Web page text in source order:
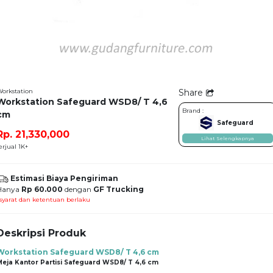
Safeguard WSD8/ T 4,6
21,330,000
1K+
Share
Brand :
Safeguard
Lihat Selengkapnya
Estimasi Biaya Pengiriman
Rp 60.000 dengan GF Trucking
dan ketentuan berlaku
Produk
Safeguard WSD8/ T 4,6 cm
Kantor Partisi Safeguard WSD8/ T 4,6 cm